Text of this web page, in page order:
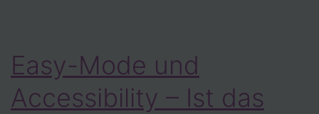
Easy-Mode und
Accessibility – Ist das